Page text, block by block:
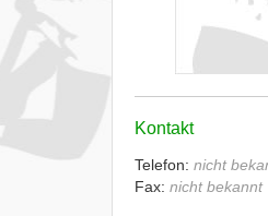
Kontakt
Telefon: nicht
Fax: nicht bekannt